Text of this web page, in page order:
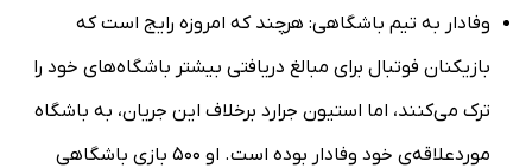
وفادار به تیم باشگاهی: هرچند که امروزه رایج است که
بازیکنان فوتبال برای مبالغ دریافتی بیشتر باشگاه‌های خود را
ترک می‌کنند، اما استیون جرارد برخلاف این جریان، به باشگاه
موردعلاقه‌ی خود وفادار بوده است. او 500 بازی باشگاهی